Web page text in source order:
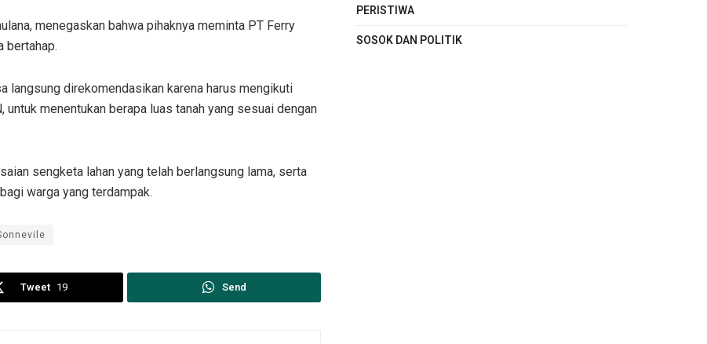
menegaskan bahwa pihaknya meminta PT Ferry
bertahap.
langsung direkomendasikan karena harus mengikuti
menentukan berapa luas tanah yang sesuai dengan
sengketa lahan yang telah berlangsung lama, serta
warga yang terdampak.
Tweet 19 Send
PERISTIWA
SOSOK DAN POLITIK